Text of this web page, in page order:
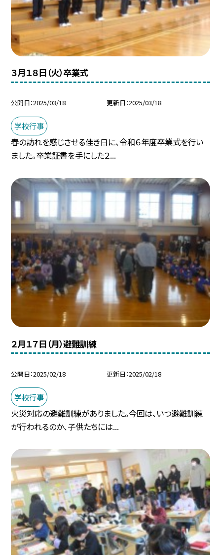
３月１８日（火）卒業式
公開日 2025/03/18 更新日 2025/03/18
学校行事
春の訪れを感じさせる佳き日に、令和６年度卒業式を行い
ました。卒業証書を手にした２...
２月１７日（月）避難訓練
公開日 2025/02/18 更新日 2025/02/18
学校行事
火災対応の避難訓練がありました。今回は、いつ避難訓練
が行われるのか、子供たちには...